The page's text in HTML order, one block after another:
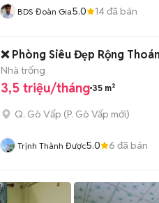
BDS Đoàn Gia5.0 14đã bán
❌ Phòng Siêu Đẹp Rộng
Nhà trống
3,5 triệu/tháng 35 m²
Q. Gò Vấp (P. Gò Vấp mới)
Trịnh Thành Được5.0 6 đã bán